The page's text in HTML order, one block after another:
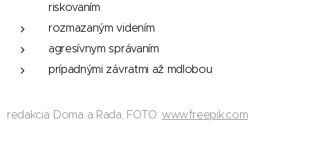
riskovaním
rozmazaným videním
agresívnym správaním
prípadnými závratmi až mdlobou
redakcia Doma a Rada, FOTO:www.freepik.com